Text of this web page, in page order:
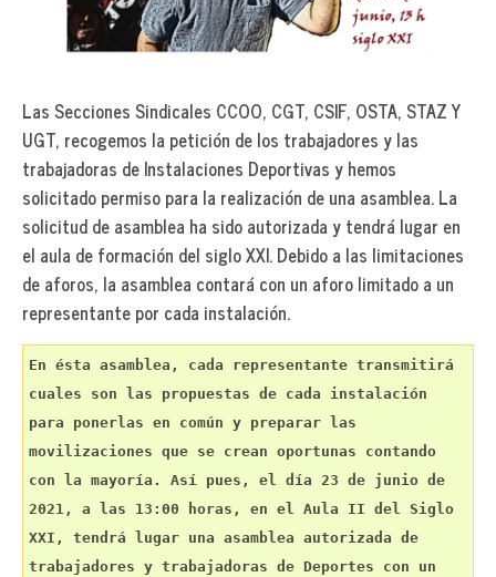
Las Secciones Sindicales CCOO, CGT, CSIF, OSTA, STAZ Y
UGT, recogemos la petición de los trabajadores y las
trabajadoras de Instalaciones Deportivas y hemos
solicitado permiso para la realización de una asamblea. La
solicitud de asamblea ha sido autorizada y tendrá lugar en
el aula de formación del siglo XXI. Debido a las limitaciones
de aforos, la asamblea contará con un aforo limitado a un
representante por cada instalación.
En ésta asamblea, cada representante transmitirá
cuales son las propuestas de cada instalación
para ponerlas en común y preparar las
movilizaciones que se crean oportunas contando
con la mayoría. Así pues, el día 23 de junio de
2021, a las 13:00 horas, en el Aula II del Siglo
XXI, tendrá lugar una asamblea autorizada de
trabajadores y trabajadoras de Deportes con un